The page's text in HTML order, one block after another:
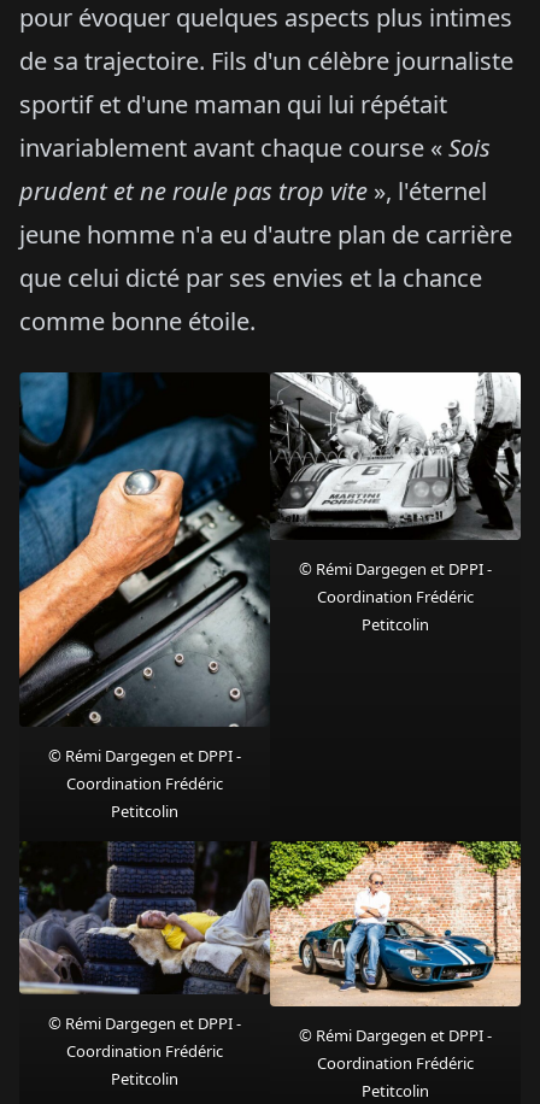
pour évoquer quelques aspects plus intimes
de sa trajectoire. Fils d'un célèbre journaliste
sportif et d'une maman qui lui répétait
invariablement avant chaque course «Sois
prudent et ne roule pas trop vite », l'éternel
jeune homme n'a eu d'autre plan de carrière
que celui dicté par ses envies et la chance
comme bonne étoile.
© Rémi Dargegen et DPPI -
Coordination Frédéric
Petitcolin
© Rémi Dargegen et DPPI -
Coordination Frédéric
Petitcolin
© Rémi Dargegen et DPPI -
Coordination Frédéric
Petitcolin
© Rémi Dargegen et DPPI -
Coordination Frédéric
Petitcolin